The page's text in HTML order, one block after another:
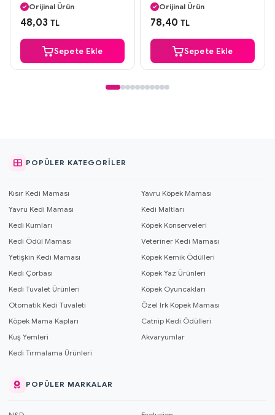
Orijinal Ürün
Güvenli Ödeme
48,03 TL
Sepete Ekle
Orijinal Ürün
Güvenli Ödeme
78,40 TL
Sepete Ekle
POPÜLER KATEGORILER
Kısır Kedi Maması
Yavru Köpek Maması
Yavru Kedi Maması
Kedi Maltları
Kedi Kumları
Köpek Konserveleri
Kedi Ödül Maması
Veteriner Kedi Maması
Yetişkin Kedi Maması
Köpek Kemik Ödülleri
Kedi Çorbası
Köpek Yaz Ürünleri
Kedi Tuvalet Ürünleri
Köpek Oyuncakları
Otomatik Kedi Tuvaleti
Özel Irk Köpek Maması
Köpek Mama Kapları
Catnip Kedi Ödülleri
Kuş Yemleri
Akvaryumlar
Kedi Tırmalama Ürünleri
POPÜLER MARKALAR